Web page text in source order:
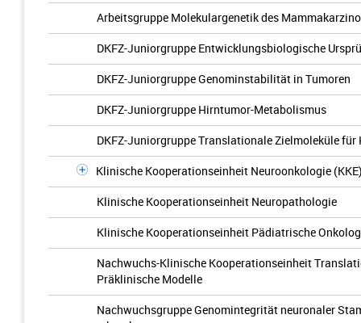
Arbeitsgruppe Molekulargenetik des
DKFZ-Juniorgruppe Entwicklungsbiologische
DKFZ-Juniorgruppe Genominstabilität in Tumoren
DKFZ-Juniorgruppe Hirntumor-Metabolismus
DKFZ-Juniorgruppe Translationale Zielmoleküle für
Klinische Kooperationseinheit Neuroonkologie
Klinische Kooperationseinheit Neuropathologie
Klinische Kooperationseinheit Pädiatrische
Nachwuchs-Klinische Kooperationseinheit
Präklinische Modelle
Nachwuchsgruppe Genomintegrität neuronaler